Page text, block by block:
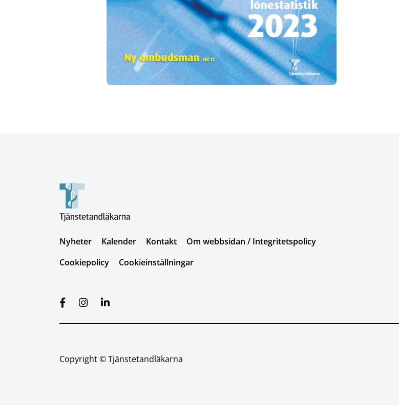
Nyheter Kalender Kontakt
Om webbsidan / Integritetspolicy
Cookiepolicy
Cookieinställningar
Copyright © Tjänstetandläkarna